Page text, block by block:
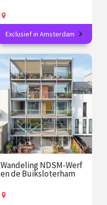
Leer de basistechniek van
een eeuwenoude ambacht.
€ 165.00
vanaf 21
aug.
Op locatie
Exclusief in Amsterdam
Wandeling NDSM-Werf
en de Buiksloterham